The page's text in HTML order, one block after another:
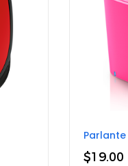
Parlante
$19.00